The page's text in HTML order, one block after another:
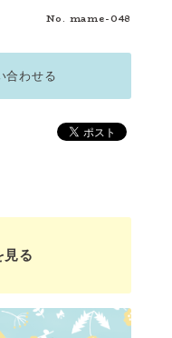
No. mame-048
合わせる
見る